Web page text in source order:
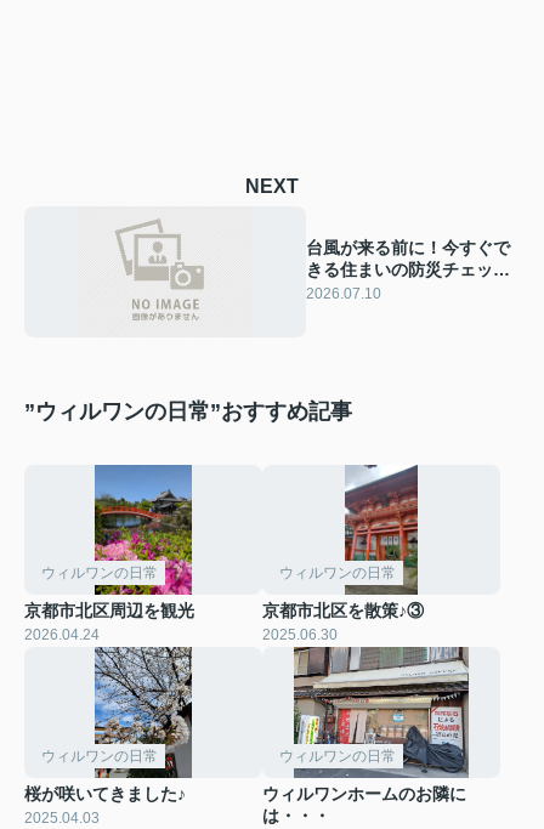
NEXT
台風が来る前に！今すぐで
きる住まいの防災チェック
７項目
2026.07.10
”ウィルワンの日常”おすすめ記事
ウィルワンの日常
京都市北区周辺を観光
2026.04.24
ウィルワンの日常
京都市北区を散策♪③
2025.06.30
ウィルワンの日常
桜が咲いてきました♪
2025.04.03
ウィルワンの日常
ウィルワンホームのお隣に
は・・・